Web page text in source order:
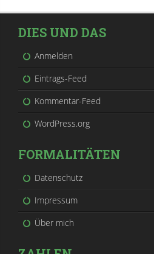
DIES UND DAS
Anmelden
Eintrags-Feed
Kommentar-Feed
WordPress.org
FORMALITÄTEN
Datenschutz
Impressum
Über mich